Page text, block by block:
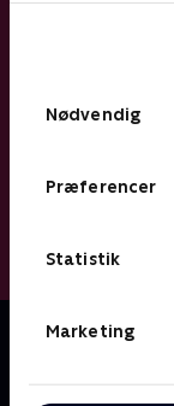
Nødvendig
Præferencer
Statistik
Marketing
Om Miniteve: